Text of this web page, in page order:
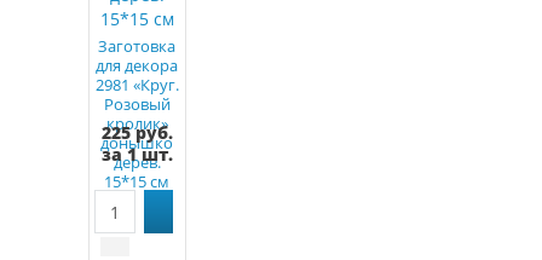
Заготовка
для декора
2981 «Круг.
Розовый
кролик»
донышко
дерев.
15*15 см
225 руб.
за 1 шт.